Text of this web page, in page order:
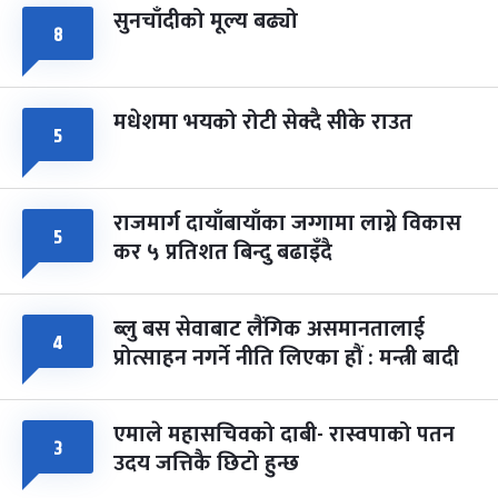
८ सुनचाँदीको मूल्य बढ्यो
५ मधेशमा भयको रोटी सेक्दै सीके राउत
५ राजमार्ग दायाँबायाँका जग्गामा लाग्ने विकास
कर ५ प्रतिशत बिन्दु बढाइँदै
४ ब्लु बस सेवाबाट लैंगिक असमानतालाई
प्रोत्साहन नगर्ने नीति लिएका हौं : मन्त्री बादी
३ एमाले महासचिवको दाबी- रास्वपाको पतन
उदय जत्तिकै छिटो हुन्छ